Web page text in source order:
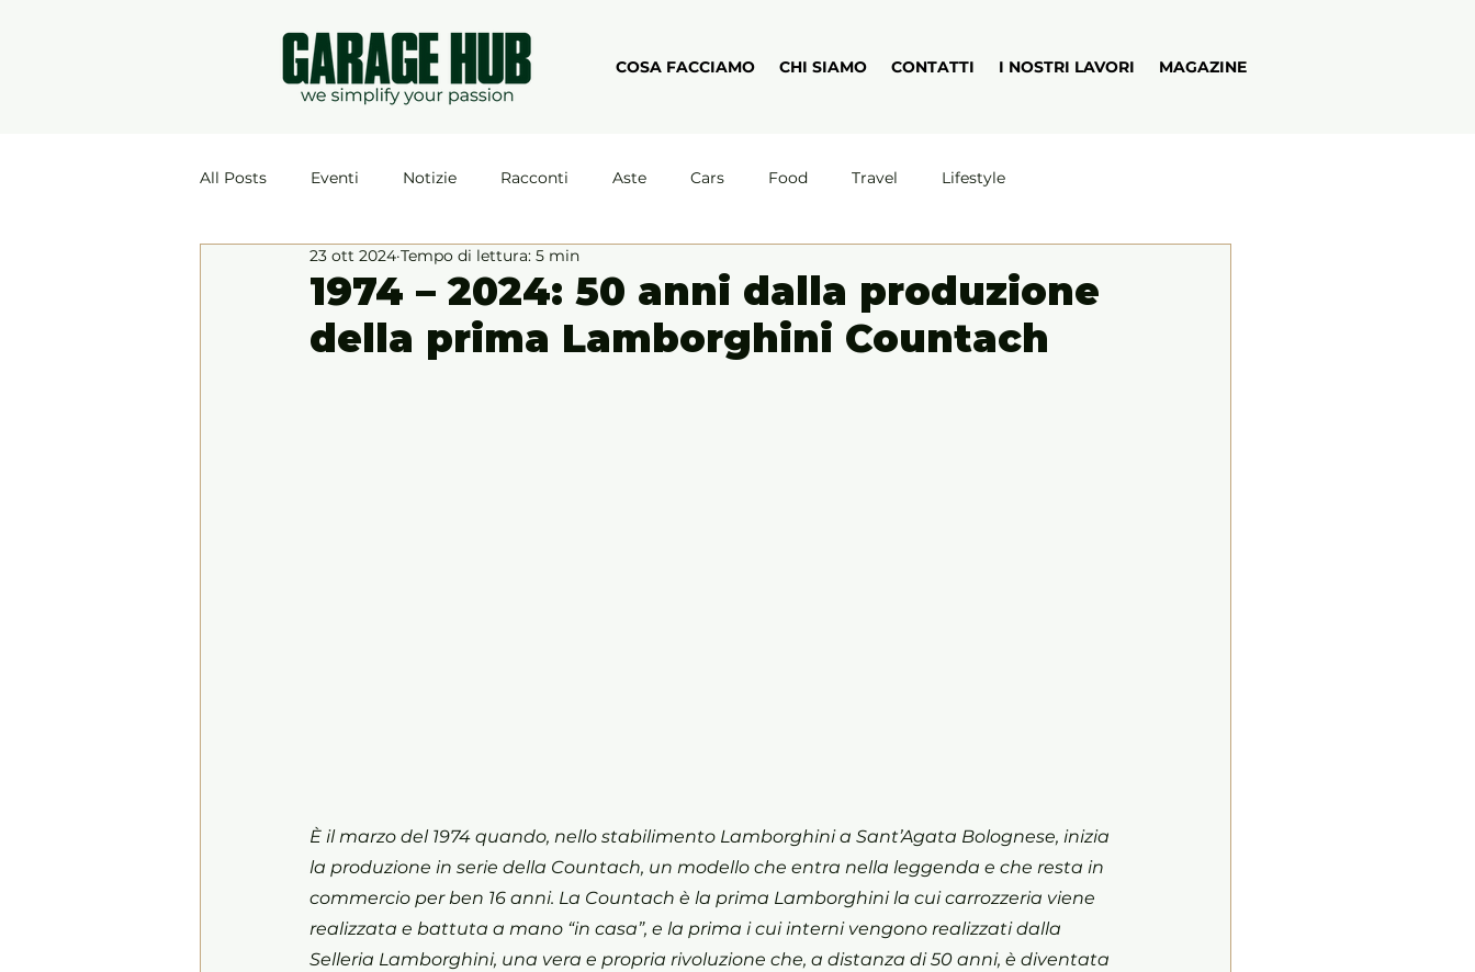
COSA FACCIAMO CHI SIAMO CONTATTI I NOSTRI LAVORI MAGAZINE
All Posts Eventi Notizie Racconti Aste Cars Food Travel Lifestyle
1974 – 2024: 50 anni dalla produzione
della prima Lamborghini Countach
23 ott 2024 Tempo di lettura: 5 min
È il marzo del 1974 quando, nello stabilimento Lamborghini a Sant’Agata Bolognese, inizia
la produzione in serie della Countach, un modello che entra nella leggenda e che resta in
commercio per ben 16 anni. La Countach è la prima Lamborghini la cui carrozzeria viene
realizzata e battuta a mano “in casa”, e la prima i cui interni vengono realizzati dalla
Selleria Lamborghini, una vera e propria rivoluzione che, a distanza di 50 anni, è diventata